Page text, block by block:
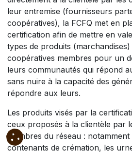
leur entremise (fournisseurs
coopératives), la FCFQ met en
certification afin de mettre en
types de produits
coopératives membres pour un
leurs communautés qui répond
sans nuire à la capacité des
répondre aux leurs.
Les produits visés par la
ceux proposés à la clientèle par
membres du réseau :
contenants de crémation, les